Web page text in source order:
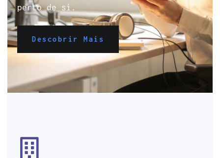
perto de si.
Descobrir Mais